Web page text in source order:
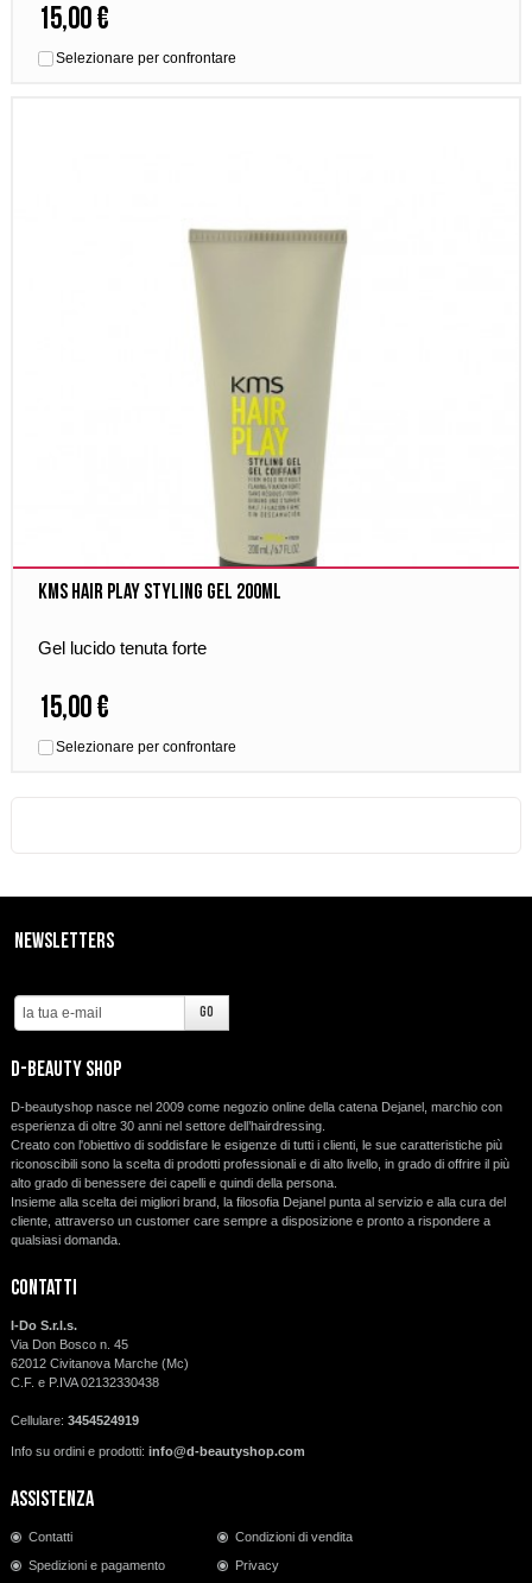
15,00 €
Selezionare per confrontare
Kms Hair Play Styling Gel 200ml
Gel lucido tenuta forte
15,00 €
Selezionare per confrontare
Newsletters
d-beauty shop
D-beautyshop nasce nel 2009 come negozio online della catena Dejanel, marchio con
esperienza di oltre 30 anni nel settore dell’hairdressing.
Creato con l'obiettivo di soddisfare le esigenze di tutti i clienti, le sue caratteristiche più
riconoscibili sono la scelta di prodotti professionali e di alto livello, in grado di offrire il più
alto grado di benessere dei capelli e quindi della persona.
Insieme alla scelta dei migliori brand, la filosofia Dejanel punta al servizio e alla cura del
cliente, attraverso un customer care sempre a disposizione e pronto a rispondere a
qualsiasi domanda.
Contatti
I-Do S.r.l.s.
Via Don Bosco n. 45
62012 Civitanova Marche (Mc)
C.F. e P.IVA 02132330438
Cellulare: 3454524919
Info su ordini e prodotti: info@d-beautyshop.com
Assistenza
Contatti
Condizioni di vendita
Spedizioni e pagamento
Privacy